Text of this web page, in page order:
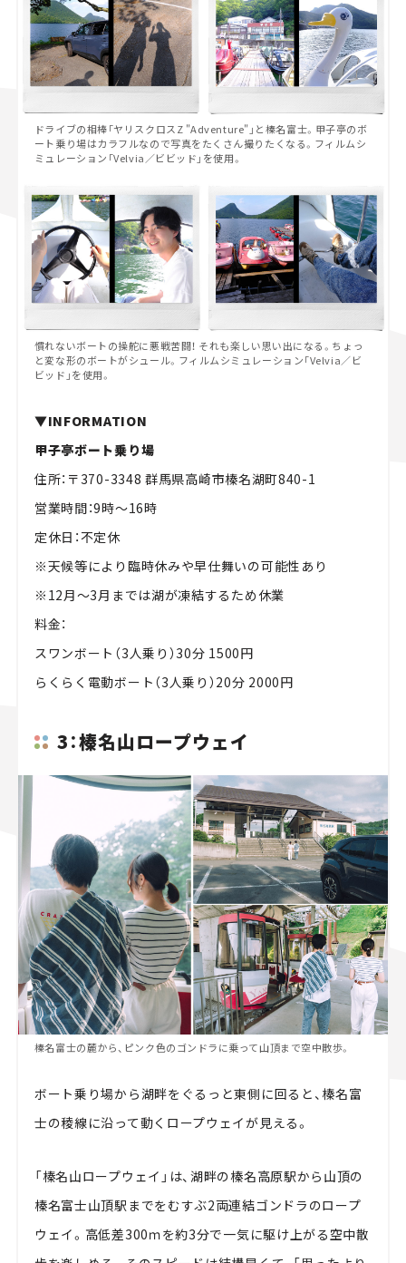
ドライブの相棒「ヤリスクロスZ "Adventure"」と榛名富士。甲子亭のボ
ート乗り場はカラフルなので写真をたくさん撮りたくなる。フィルムシ
ミュレーション「Velvia／ビビッド」を使用。
慣れないボートの操舵に悪戦苦闘！ それも楽しい思い出になる。ちょっ
と変な形のボートがシュール。フィルムシミュレーション「Velvia／ビ
ビッド」を使用。
▼INFORMATION
甲子亭ボート乗り場
住所：〒370-3348 群馬県高崎市榛名湖町840-1
営業時間：9時～16時
定休日：不定休
※天候等により臨時休みや早仕舞いの可能性あり
※12月～3月までは湖が凍結するため休業
料金：
スワンボート（3人乗り）30分 1500円
らくらく電動ボート（3人乗り）20分 2000円
3：榛名山ロープウェイ
榛名富士の麓から、ピンク色のゴンドラに乗って山頂まで空中散歩。
ボート乗り場から湖畔をぐるっと東側に回ると、榛名富
士の稜線に沿って動くロープウェイが見える。
「榛名山ロープウェイ」は、湖畔の榛名高原駅から山頂の
榛名富士山頂駅までをむすぶ2両連結ゴンドラのロープ
ウェイ。高低差300ｍを約3分で一気に駆け上がる空中散